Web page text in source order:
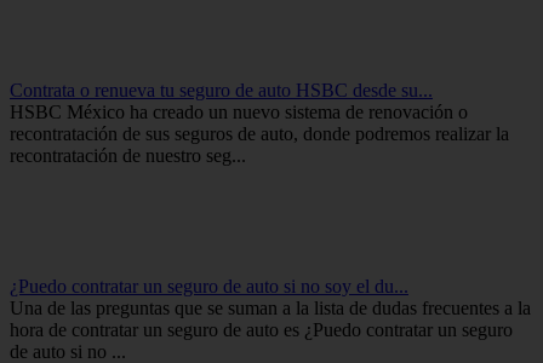
Contrata o renueva tu seguro de auto HSBC desde su...
HSBC México ha creado un nuevo sistema de renovación o
recontratación de sus seguros de auto, donde podremos realizar la
recontratación de nuestro seg...
¿Puedo contratar un seguro de auto si no soy el du...
Una de las preguntas que se suman a la lista de dudas frecuentes a la
hora de contratar un seguro de auto es ¿Puedo contratar un seguro
de auto si no ...